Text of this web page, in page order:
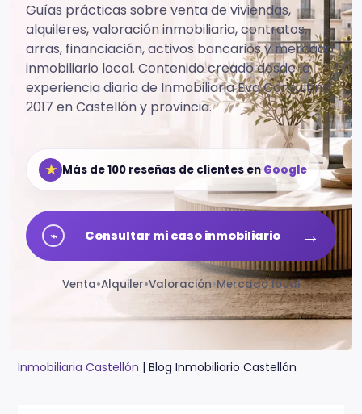
Guías prácticas sobre venta de viviendas,
alquileres, valoración inmobiliaria, contratos,
arras, financiación, activos bancarios y mercado
inmobiliario local. Contenido creado desde la
experiencia diaria de Inmobiliaria Eva Consulting
2017 en Castellón y provincia.
★ Más de 100 reseñas de clientes enGoogle
⌁ Consultar mi caso inmobiliario →
Venta•Alquiler•Valoración•Mercado local
Inmobiliaria Castellón | Blog Inmobiliario Castellón